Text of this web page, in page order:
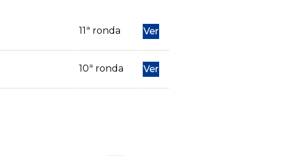
11ª ronda Ver
10ª ronda Ver